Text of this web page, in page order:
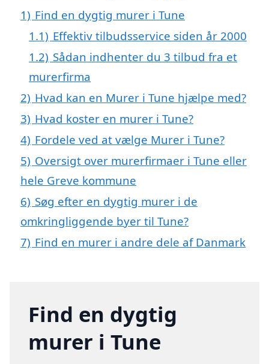
1) Find en dygtig murer i Tune
1.1) Effektiv tilbudsservice siden år 2000
1.2) Sådan indhenter du 3 tilbud fra et
murerfirma
2) Hvad kan en Murer i Tune hjælpe med?
3) Hvad koster en murer i Tune?
4) Fordele ved at vælge Murer i Tune?
5) Oversigt over murerfirmaer i Tune eller
hele Greve kommune
6) Søg efter en dygtig murer i de
omkringliggende byer til Tune?
7) Find en murer i andre dele af Danmark
Find en dygtig
murer i Tune